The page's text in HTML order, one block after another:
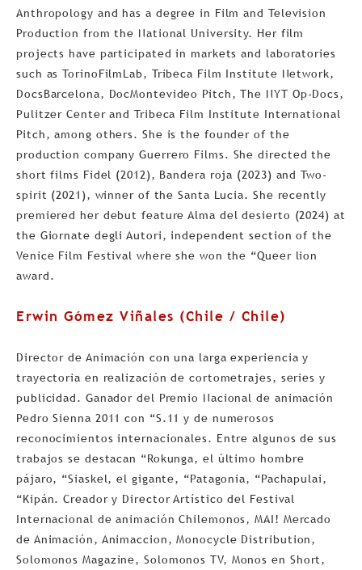
Anthropology and has a degree in Film and Television
Production from the National University. Her film
projects have participated in markets and laboratories
such as TorinoFilmLab, Tribeca Film Institute Network,
DocsBarcelona, DocMontevideo Pitch, The NYT Op-Docs,
Pulitzer Center and Tribeca Film Institute International
Pitch, among others. She is the founder of the
production company Guerrero Films. She directed the
short films Fidel (2012), Bandera roja (2023) and Two-
spirit (2021), winner of the Santa Lucia. She recently
premiered her debut feature Alma del desierto (2024) at
the Giornate degli Autori, independent section of the
Venice Film Festival where she won the “Queer lion
award.
Erwin Gómez Viñales (Chile / Chile)
Director de Animación con una larga experiencia y
trayectoria en realización de cortometrajes, series y
publicidad. Ganador del Premio Nacional de animación
Pedro Sienna 2011 con “S.11 y de numerosos
reconocimientos internacionales. Entre algunos de sus
trabajos se destacan “Rokunga, el último hombre
pájaro, “Siaskel, el gigante, “Patagonia, “Pachapulai,
“Kipán. Creador y Director Artístico del Festival
Internacional de animación Chilemonos, MAI! Mercado
de Animación, Animaccion, Monocycle Distribution,
Solomonos Magazine, Solomonos TV, Monos en Short,